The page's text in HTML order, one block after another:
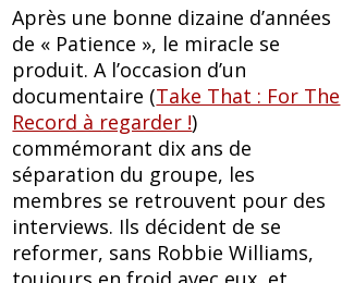
Après une bonne dizaine d’années
de « Patience », le miracle se
produit. A l’occasion d’un
documentaire (Take That : For The
Record à regarder !)
commémorant dix ans de
séparation du groupe, les
membres se retrouvent pour des
interviews. Ils décident de se
reformer, sans Robbie Williams,